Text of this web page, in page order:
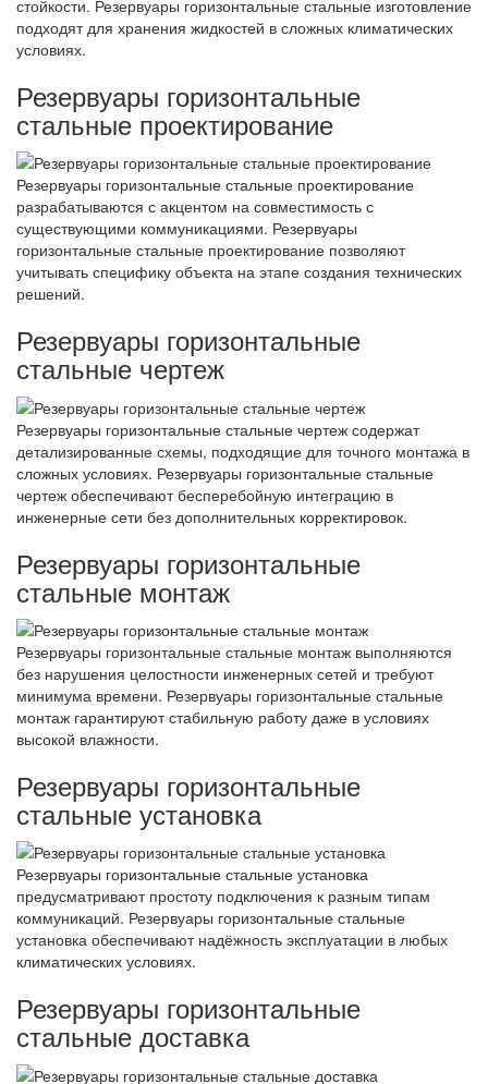
стойкости. Резервуары горизонтальные стальные изготовление
подходят для хранения жидкостей в сложных климатических
условиях.
Резервуары горизонтальные
стальные проектирование
Резервуары горизонтальные стальные проектирование
разрабатываются с акцентом на совместимость с
существующими коммуникациями. Резервуары
горизонтальные стальные проектирование позволяют
учитывать специфику объекта на этапе создания технических
решений.
Резервуары горизонтальные
стальные чертеж
Резервуары горизонтальные стальные чертеж содержат
детализированные схемы, подходящие для точного монтажа в
сложных условиях. Резервуары горизонтальные стальные
чертеж обеспечивают бесперебойную интеграцию в
инженерные сети без дополнительных корректировок.
Резервуары горизонтальные
стальные монтаж
Резервуары горизонтальные стальные монтаж выполняются
без нарушения целостности инженерных сетей и требуют
минимума времени. Резервуары горизонтальные стальные
монтаж гарантируют стабильную работу даже в условиях
высокой влажности.
Резервуары горизонтальные
стальные установка
Резервуары горизонтальные стальные установка
предусматривают простоту подключения к разным типам
коммуникаций. Резервуары горизонтальные стальные
установка обеспечивают надёжность эксплуатации в любых
климатических условиях.
Резервуары горизонтальные
стальные доставка